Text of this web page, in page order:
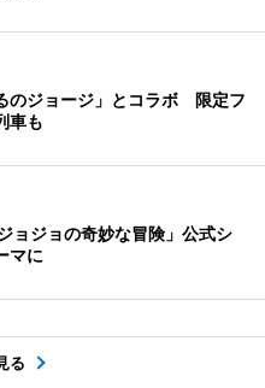
のジョージ」とコラボ 限定フ
車も
ョジョの奇妙な冒険」公式シ
マに
る